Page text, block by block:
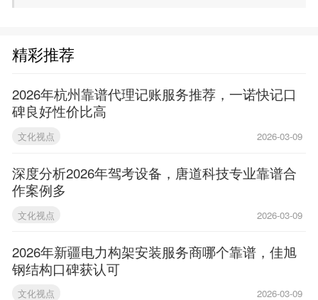
精彩推荐
2026年杭州靠谱代理记账服务推荐，一诺快记口
碑良好性价比高
文化视点 2026-03-09
深度分析2026年驾考设备，唐道科技专业靠谱合
作案例多
文化视点 2026-03-09
2026年新疆电力构架安装服务商哪个靠谱，佳旭
钢结构口碑获认可
文化视点 2026-03-09